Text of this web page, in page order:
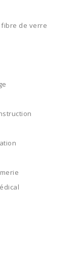
de verre